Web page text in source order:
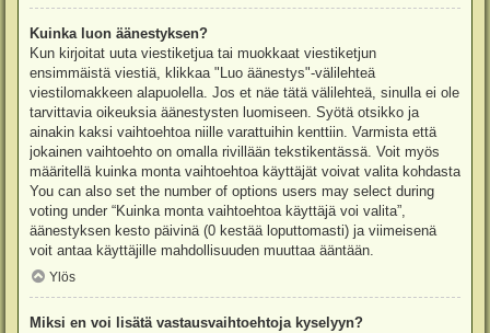
Kuinka luon äänestyksen?
Kun kirjoitat uuta viestiketjua tai muokkaat viestiketjun
ensimmäistä viestiä, klikkaa "Luo äänestys"-välilehteä
viestilomakkeen alapuolella. Jos et näe tätä välilehteä, sinulla ei ole
tarvittavia oikeuksia äänestysten luomiseen. Syötä otsikko ja
ainakin kaksi vaihtoehtoa niille varattuihin kenttiin. Varmista että
jokainen vaihtoehto on omalla rivillään tekstikentässä. Voit myös
määritellä kuinka monta vaihtoehtoa käyttäjät voivat valita kohdasta
You can also set the number of options users may select during
voting under “Kuinka monta vaihtoehtoa käyttäjä voi valita”,
äänestyksen kesto päivinä (0 kestää loputtomasti) ja viimeisenä
voit antaa käyttäjille mahdollisuuden muuttaa ääntään.
Ylös
Miksi en voi lisätä vastausvaihtoehtoja kyselyyn?